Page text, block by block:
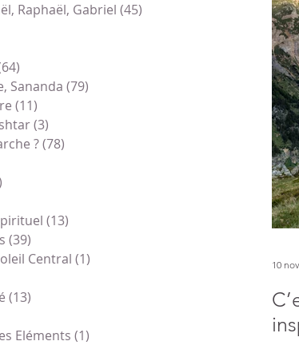
Raphaël, Gabriel (45)
Sananda (79)
(11)
(3)
?(78)
(13)
(39)
Central (1)
(13)
Eléments (1)
10